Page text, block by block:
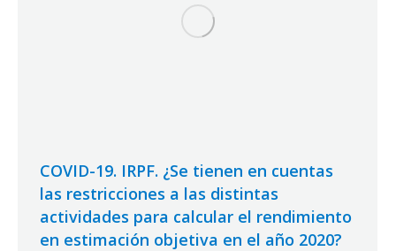
COVID-19. IRPF. ¿Se tienen en cuentas
las restricciones a las distintas
actividades para calcular el rendimiento
en estimación objetiva en el año 2020?